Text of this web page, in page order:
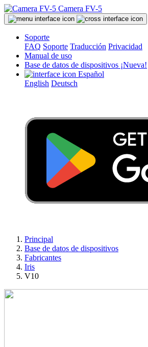
Camera FV-5
Soporte
FAQ Soporte Traducción Privacidad
Manual de uso
Base de datos de dispositivos ¡Nueva!
Español
English Deutsch
Principal
Base de datos de dispositivos
Fabricantes
Iris
V10